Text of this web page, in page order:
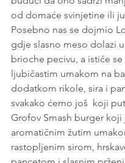
od domaće svinjetine ili
Posebno nas se dojmio
gdje slasno meso dolazi
brioche pecivu, a ističe se
ljubičastim umakom na
dodatkom rikole, sira i
svakako ćemo još  koji
Grofov Smash burger
aromatičnim žutim
rastopljenim sirom,